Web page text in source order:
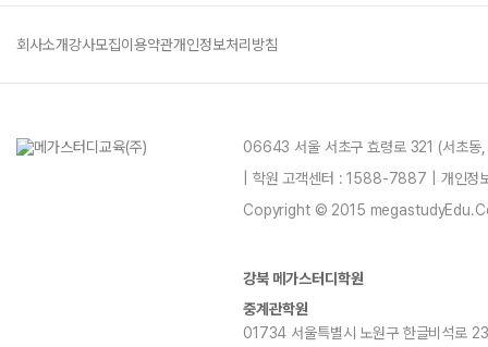
회사소개강사모집이용약관개인정보처리방침
06643 서울 서초구 효령로 321 (서초
| 학원 고객센터 : 1588-7887 | 개인
Copyright © 2015
강북 메가스터디학원
중계관학원
01734 서울특별시 노원구 한글비석